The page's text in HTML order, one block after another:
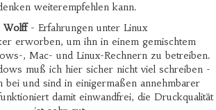
weiterempfehlen kann.
Wolff- Erfahrungen unter Linux
erworben, um ihn in einem gemischtem
, Mac- und Linux-Rechnern zu betreiben.
muß ich hier sicher nicht viel schreiben -
bei und sind in einigermaßen annehmbarer
damit einwandfrei, die Druckqualität